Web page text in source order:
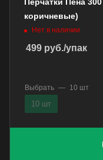
коричневые)
Нет в наличии
499 руб./упак
Выбрать — 10 шт
10 шт